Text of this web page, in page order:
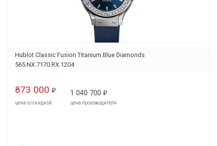
Hublot Classic Fusion Titanium Blue Diamonds
565.NX.7170.RX.1204
873 000 ₽
цена со скидкой
1 040 700 ₽
цена производителя